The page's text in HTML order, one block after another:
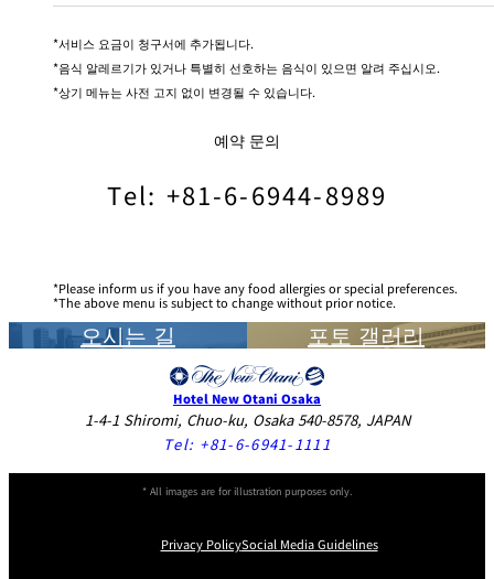
서비스 요금이 청구서에 추가됩니다.
음식 알레르기가 있거나 특별히 선호하는 음식이 있으면 알려 주십시오.
상기 메뉴는 사전 고지 없이 변경될 수 있습니다.
예약 문의
Tel: +81-6-6944-8989
Please inform us if you have any food allergies or special preferences.
The above menu is subject to change without prior notice.
오시는 길 포토 갤러리
Hotel New Otani Osaka
1-4-1 Shiromi, Chuo-ku, Osaka 540-8578, JAPAN
Tel: +81-6-6941-1111
* All images are for illustration purposes only.
Privacy PolicySocial Media Guidelines